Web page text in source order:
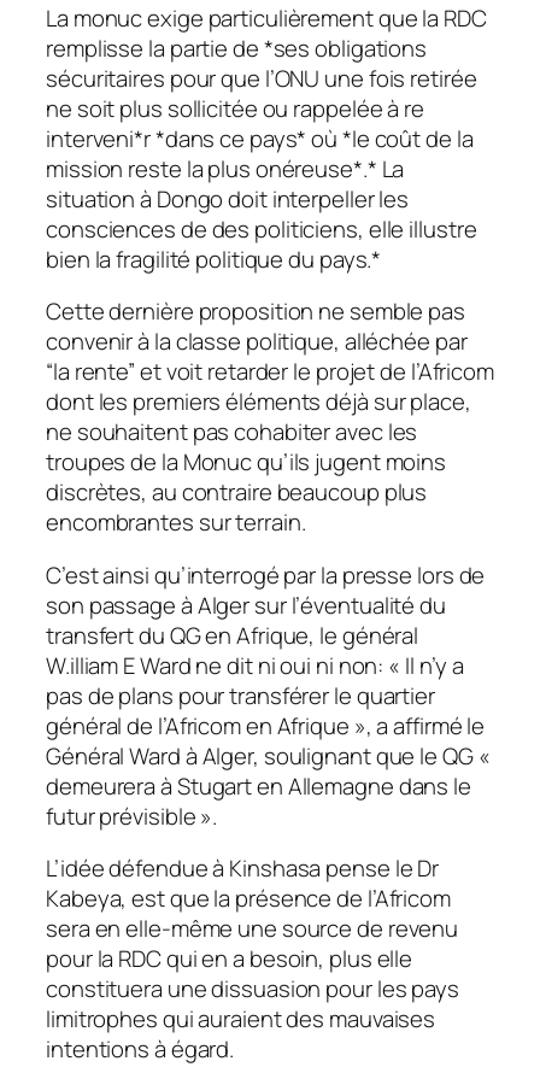
La monuc exige particulièrement que la RDC
remplisse la partie de *ses obligations
sécuritaires pour que l’ONU une fois retirée
ne soit plus sollicitée ou rappelée à re
interveni*r *dans ce pays* où *le coût de la
mission reste la plus onéreuse*.* La
situation à Dongo doit interpeller les
consciences de des politiciens, elle illustre
bien la fragilité politique du pays.*
Cette dernière proposition ne semble pas
convenir à la classe politique, alléchée par
“la rente” et voit retarder le projet de l’Africom
dont les premiers éléments déjà sur place,
ne souhaitent pas cohabiter avec les
troupes de la Monuc qu’ils jugent moins
discrètes, au contraire beaucoup plus
encombrantes sur terrain.
C’est ainsi qu’interrogé par la presse lors de
son passage à Alger sur l’éventualité du
transfert du QG en Afrique, le général
W.illiam E Ward ne dit ni oui ni non: « Il n’y a
pas de plans pour transférer le quartier
général de l’Africom en Afrique », a affirmé le
Général Ward à Alger, soulignant que le QG «
demeurera à Stugart en Allemagne dans le
futur prévisible ».
L’idée défendue à Kinshasa pense le Dr
Kabeya, est que la présence de l’Africom
sera en elle-même une source de revenu
pour la RDC qui en a besoin, plus elle
constituera une dissuasion pour les pays
limitrophes qui auraient des mauvaises
intentions à égard.